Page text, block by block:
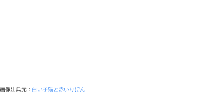
画像出典元： 白い子猫と赤いりぼん